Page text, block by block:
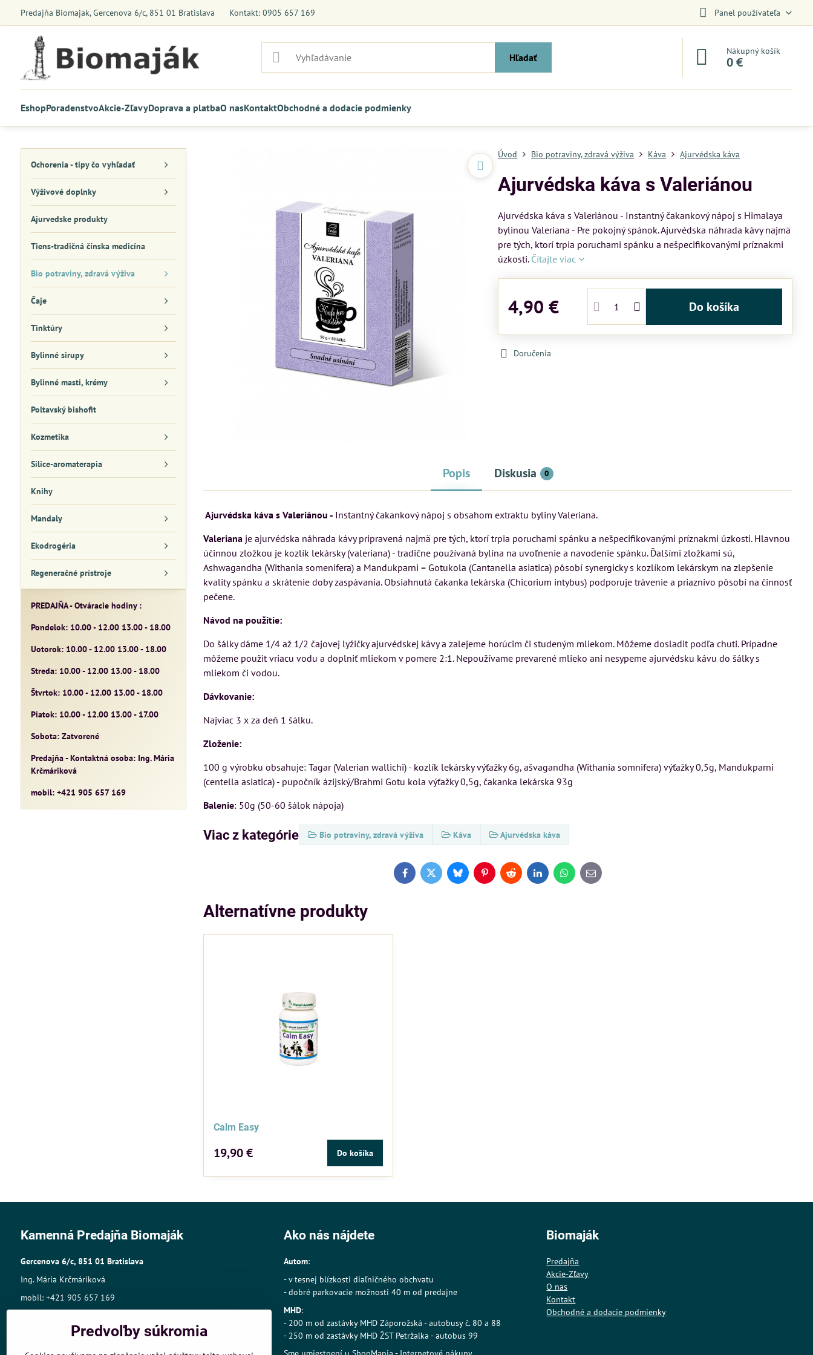
Predajňa Biomajak, Gercenova 6/c, 851 01 Bratislava Kontakt: 0905 657 169 Panel používateľa
Hľadať
Nákupný košík
0 €
EshopPoradenstvoAkcie-ZľavyDoprava a platbaO nasKontaktObchodné a dodacie podmienky
Úvod Bio potraviny, zdravá výživa Káva Ajurvédska káva
Ajurvédska káva s Valeriánou
Ajurvédska káva s Valeriánou - Instantný čakankový nápoj s Himalaya
bylinou Valeriana - Pre pokojný spánok. Ajurvédska náhrada kávy najmä
pre tých, ktorí trpia poruchami spánku a nešpecifikovanými príznakmi
úzkosti. Čítajte viac
4,90 € Do košíka
Doručenia
Popis Diskusia 0
Ajurvédska káva s Valeriánou - Instantný čakankový nápoj s obsahom extraktu byliny Valeriana.
Valeriana je ajurvédska náhrada kávy pripravená najmä pre tých, ktorí trpia poruchami spánku a nešpecifikovanými príznakmi úzkosti. Hlavnou
účinnou zložkou je kozlík lekársky (valeriana) - tradične používaná bylina na uvoľnenie a navodenie spánku. Ďalšími zložkami sú,
Ashwagandha (Withania somenifera) a Mandukparni = Gotukola (Cantanella asiatica) pôsobí synergicky s kozlíkom lekárskym na zlepšenie
kvality spánku a skrátenie doby zaspávania. Obsiahnutá čakanka lekárska (Chicorium intybus) podporuje trávenie a priaznivo pôsobí na činnosť
pečene.
Návod na použitie:
Do šálky dáme 1/4 až 1/2 čajovej lyžičky ajurvédskej kávy a zalejeme horúcim či studeným mliekom. Môžeme dosladit podľa chuti. Prípadne
môžeme použit vriacu vodu a doplniť mliekom v pomere 2:1. Nepoužívame prevarené mlieko ani nesypeme ajurvédsku kávu do šálky s
mliekom či vodou.
Dávkovanie:
Najviac 3 x za deň 1 šálku.
Zloženie:
100 g výrobku obsahuje: Tagar (Valerian wallichi) - kozlík lekársky výťažky 6g, ašvagandha (Withania somnifera) výťažky 0,5g, Mandukparni
(centella asiatica) - pupočník ázijský/Brahmi Gotu kola výťažky 0,5g, čakanka lekárska 93g
Balenie: 50g (50-60 šálok nápoja)
Viac z kategórie Bio potraviny, zdravá výživa Káva Ajurvédska káva
FacebookTwitterBlueskyPinterestRedditLinkedInWhatsApp
E-
mail
Alternatívne produkty
Calm Easy
19,90 € Do košíka
Ochorenia - tipy čo vyhľadať
Výživové doplnky
Ajurvedske produkty
Tiens-tradičná čínska medicína
Bio potraviny, zdravá výživa
Čaje
Tinktúry
Bylinné sirupy
Bylinné masti, krémy
Poltavský bishofit
Kozmetika
Silice-aromaterapia
Knihy
Mandaly
Ekodrogéria
Regeneračné prístroje
PREDAJŇA - Otváracie hodiny :
Pondelok: 10.00 - 12.00 13.00 - 18.00
Uotorok: 10.00 - 12.00 13.00 - 18.00
Streda: 10.00 - 12.00 13.00 - 18.00
Štvrtok: 10.00 - 12.00 13.00 - 18.00
Piatok: 10.00 - 12.00 13.00 - 17.00
Sobota: Zatvorené
Predajňa - Kontaktná osoba: Ing. Mária
Krčmáriková
mobil: +421 905 657 169
Kamenná Predajňa Biomaják
Gercenova 6/c, 851 01 Bratislava
Ing. Mária Krčmáriková
mobil: +421 905 657 169
Sídlo: A.Gwerkovej 19, 851 04 Bratislava
IČO: 33768609,
Ako nás nájdete
Autom:
- v tesnej blízkosti diaľničného obchvatu
- dobré parkovacie možnosti 40 m od predajne
MHD:
- 200 m od zastávky MHD Záporožská - autobusy č. 80 a 88
- 250 m od zastávky MHD ŽST Petržalka - autobus 99
Biomaják
Predajňa
Akcie-Zľavy
O nas
Kontakt
Obchodné a dodacie podmienky
Predvoľby súkromia